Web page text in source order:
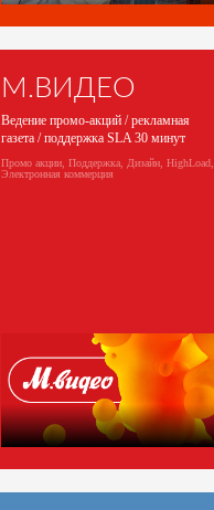
М.ВИДЕО
Ведение промо-акций / рекламная
газета / поддержка SLA 30 минут
Промо акции, Поддержка, Дизайн, HighLoad,
Электронная коммерция